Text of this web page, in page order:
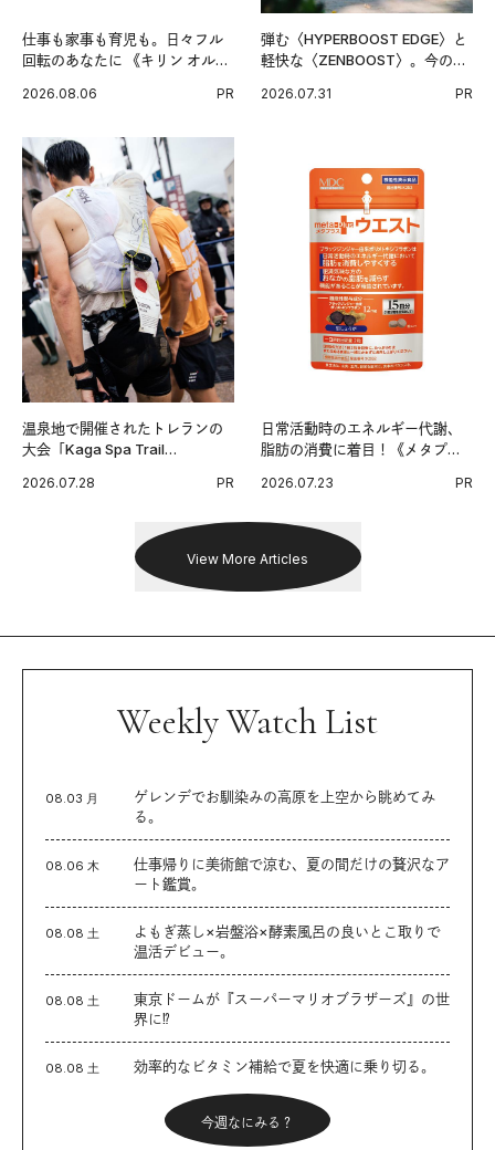
仕事も家事も育児も。日々フル
回転のあなたに 《キリン オルニ
2026.08.06 PR
弾む〈HYPERBOOST EDGE〉と
軽快な〈ZENBOOST〉。今の時
出した新機軸。
2026.07.31 PR
温泉地で開催されたトレランの
大会「Kaga Spa Trail
戦を夢見るランナーたちの奮闘
2026.07.28 PR
日常活動時のエネルギー代謝、
脂肪の消費に着目！《メタプラ
習慣。
2026.07.23 PR
View More Articles
Weekly Watch List
08.03 月
ゲレンデでお馴染みの高原を上空から眺めてみ
る。
08.06 木
仕事帰りに美術館で涼む、夏の間だけの贅沢なア
ート鑑賞。
08.08 土
よもぎ蒸し×岩盤浴×酵素風呂の良いとこ取りで
温活デビュー。
08.08 土
東京ドームが『スーパーマリオブラザーズ』の世
界に⁉︎
08.08 土 効率的なビタミン補給で夏を快適に乗り切る。
今週なにみる？